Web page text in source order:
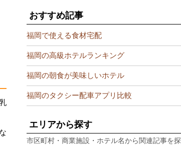
おすすめ記事
福岡で使える食材宅配
福岡の高級ホテルランキング
福岡の朝食が美味しいホテル
福岡のタクシー配車アプリ比較
エリアから探す
市区町村・商業施設・ホテル名から関連記事を探